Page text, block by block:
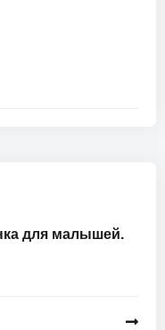
для малышей.